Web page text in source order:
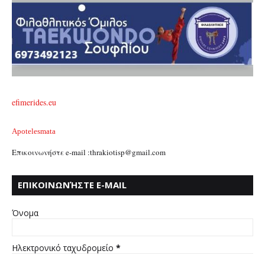
efimerides.eu
Apotelesmata
Επικοινωνήστε e-mail :thrakiotisp@gmail.com
ΕΠΙΚΟΙΝΩΝΉΣΤΕ E-MAIL
Όνομα
Ηλεκτρονικό ταχυδρομείο *